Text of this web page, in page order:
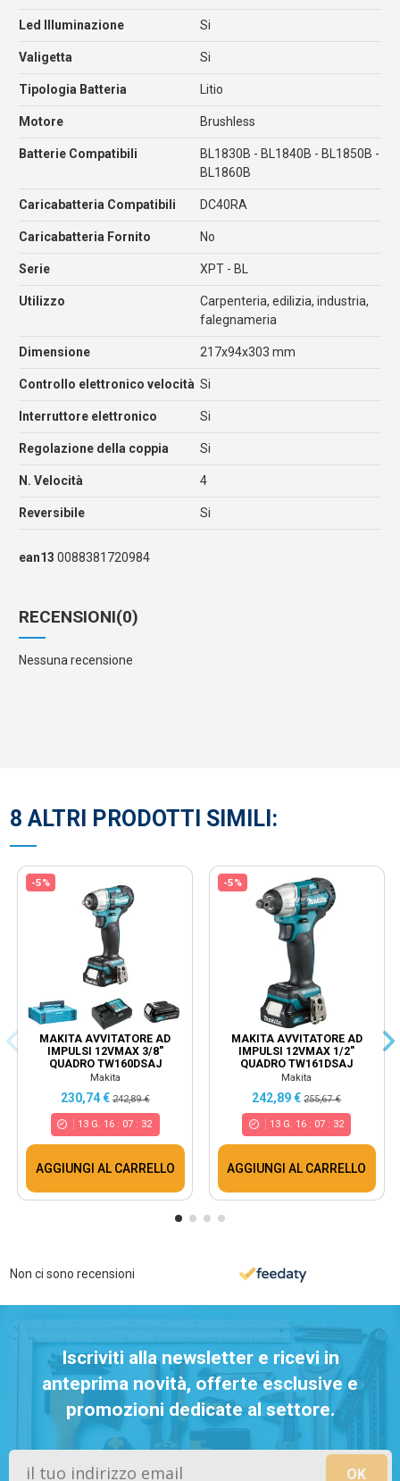
Led Illuminazione Si
Valigetta Si
Tipologia Batteria Litio
Motore Brushless
Batterie Compatibili
BL1830B - BL1840B - BL1850B -
BL1860B
Caricabatteria Compatibili DC40RA
Caricabatteria Fornito No
Serie XPT - BL
Utilizzo
Carpenteria, edilizia, industria,
falegnameria
Dimensione 217x94x303 mm
Controllo elettronico velocità Si
Interruttore elettronico Si
Regolazione della coppia Si
N. Velocità 4
Reversibile Si
ean13 0088381720984
RECENSIONI(0)
Nessuna recensione
8 ALTRI PRODOTTI SIMILI:
-5%
MAKITA AVVITATORE AD
IMPULSI 12VMAX 3/8"
QUADRO TW160DSAJ
Makita
230,74 € 242,89 €
13 G. 16 : 07 : 31
AGGIUNGI AL CARRELLO
-5%
MAKITA AVVITATORE AD
IMPULSI 12VMAX 1/2"
QUADRO TW161DSAJ
Makita
242,89 €255,67 €
13G. 16: 07: 31
AGGIUNGI AL CARRELLO
Non ci sono recensioni
Iscriviti alla newsletter e ricevi in
anteprima novità, offerte esclusive e
promozioni dedicate al settore.